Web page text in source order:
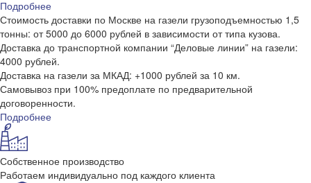
Подробнее
Стоимость доставки по Москве на газели грузоподъемностью 1,5
тонны: от 5000 до 6000 рублей в зависимости от типа кузова.
Доставка до транспортной компании “Деловые линии” на газели:
4000 рублей.
Доставка на газели за МКАД: +1000 рублей за 10 км.
Самовывоз при 100% предоплате по предварительной
договоренности.
Подробнее
Собственное производство
Работаем индивидуально под каждого клиента